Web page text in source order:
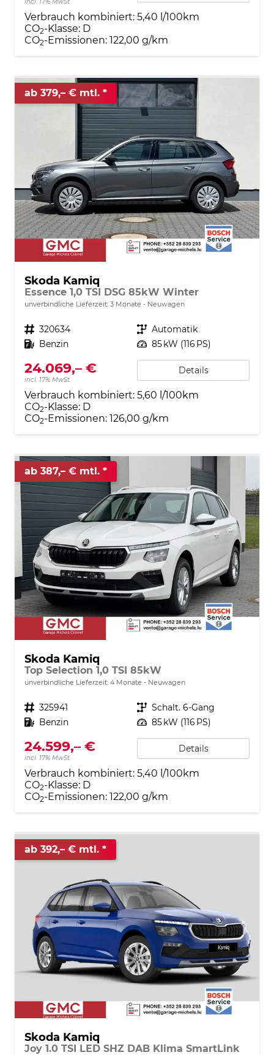
Verbrauch kombiniert: 5,40 l/100km
CO2-Klasse: D
CO2-Emissionen: 122,00 g/km
ab 379,– € mtl.
Skoda Kamiq
Essence 1,0 TSI DSG 85kW Winter
unverbindliche Lieferzeit: 3 Monate Neuwagen
Fahrzeugnr. 320634 Getriebe Automatik
Kraftstoff Benzin Leistung 85 kW (116 PS)
24.069,– €
incl. 17% MwSt.
Details
Verbrauch kombiniert: 5,60 l/100km
CO2-Klasse: D
CO2-Emissionen: 126,00 g/km
ab 387,– € mtl.
Skoda Kamiq
Top Selection 1,0 TSI 85kW
unverbindliche Lieferzeit: 4 Monate Neuwagen
Fahrzeugnr. 325941 Getriebe Schalt. 6-Gang
Kraftstoff Benzin Leistung 85 kW (116 PS)
24.599,– €
incl. 17% MwSt.
Details
Verbrauch kombiniert: 5,40 l/100km
CO2-Klasse: D
CO2-Emissionen: 122,00 g/km
ab 392,– € mtl.
Skoda Kamiq
Joy 1.0 TSI LED SHZ DAB Klima SmartLink